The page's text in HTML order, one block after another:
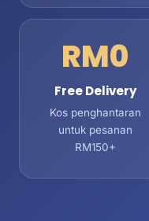
RM0
Free Delivery
Kos penghantaran
untuk pesanan
RM150+